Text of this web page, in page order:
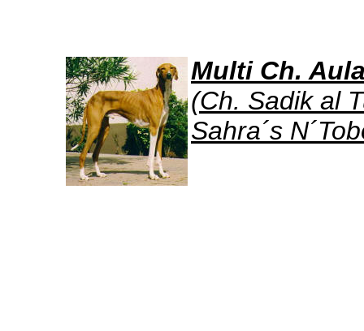
Multi Ch.
(Ch. Sadik al
Sahra´s